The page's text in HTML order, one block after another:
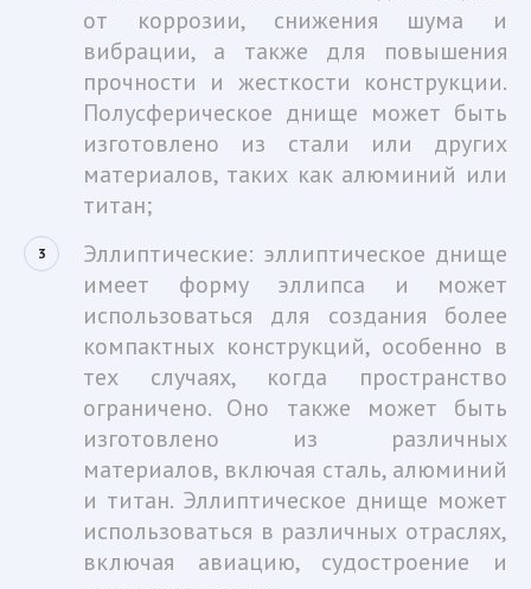
от коррозии, снижения шума и
вибрации, а также для повышения
прочности и жесткости конструкции.
Полусферическое днище может быть
изготовлено из стали или других
материалов, таких как алюминий или
титан;
Эллиптические: эллиптическое днище
имеет форму эллипса и может
использоваться для создания более
компактных конструкций, особенно в
тех случаях, когда пространство
ограничено. Оно также может быть
изготовлено из различных
материалов, включая сталь, алюминий
и титан. Эллиптическое днище может
использоваться в различных отраслях,
включая авиацию, судостроение и